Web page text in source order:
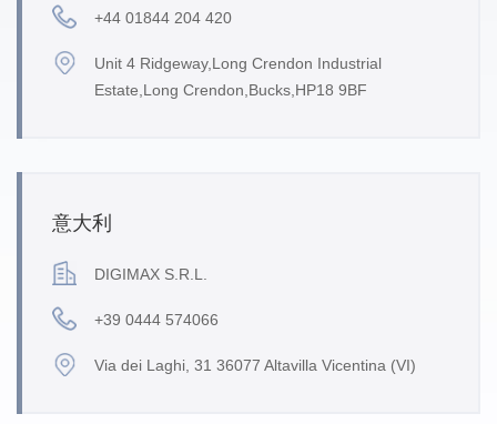
+44 01844 204 420
Unit 4 Ridgeway,Long Crendon Industrial
Estate,Long Crendon,Bucks,HP18 9BF
意大利
DIGIMAX S.R.L.
+39 0444 574066
Via dei Laghi, 31 36077 Altavilla Vicentina (VI)